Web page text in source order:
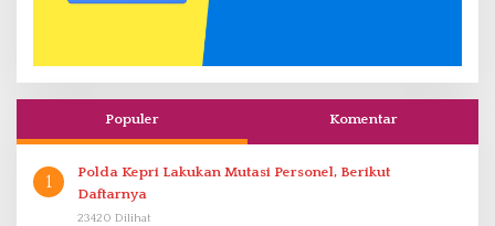
Populer Komentar
1
Polda Kepri Lakukan Mutasi Personel, Berikut
Daftarnya
23420 Dilihat